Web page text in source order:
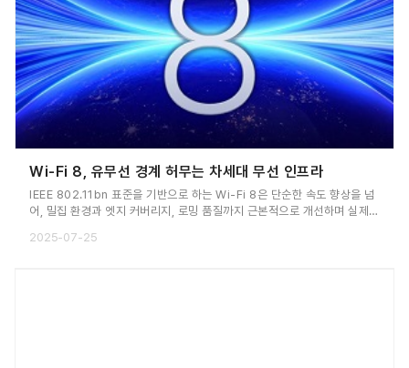
Wi-Fi 8, 유무선 경계 허무는 차세대 무선 인프라
IEEE 802.11bn 표준을 기반으로 하는 Wi-Fi 8은 단순한 속도 향상을 넘
어, 밀집 환경과 엣지 커버리지, 로밍 품질까지 근본적으로 개선하며 실제
2025-07-25